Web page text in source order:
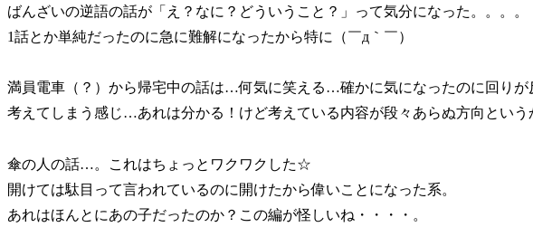
ばんざいの逆語の話が「え？なに？どういうこと？」って気分になった。。。。
1話とか単純だったのに急に難解になったから特に（￣д｀￣）
満員電車（？）から帰宅中の話は…何気に笑える…確かに気になったのに回りが
考えてしまう感じ…あれは分かる！けど考えている内容が段々あらぬ方向という
傘の人の話…。これはちょっとワクワクした☆
開けては駄目って言われているのに開けたから偉いことになった系。
あれはほんとにあの子だったのか？この編が怪しいね・・・・。